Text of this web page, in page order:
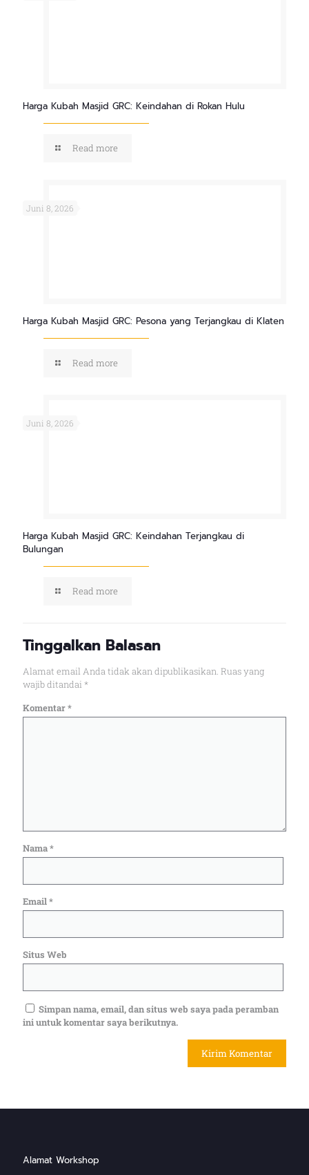
Harga Kubah Masjid GRC: Keindahan di Rokan Hulu
Read more
Juni 8, 2026
Harga Kubah Masjid GRC: Pesona yang Terjangkau di Klaten
Read more
Juni 8, 2026
Harga Kubah Masjid GRC: Keindahan Terjangkau di
Bulungan
Read more
Tinggalkan Balasan
Alamat email Anda tidak akan dipublikasikan. Ruas yang
wajib ditandai *
Komentar*
Nama*
Email*
Situs Web
Simpan nama, email, dan situs web saya pada peramban
ini untuk komentar saya berikutnya.
Alamat Workshop